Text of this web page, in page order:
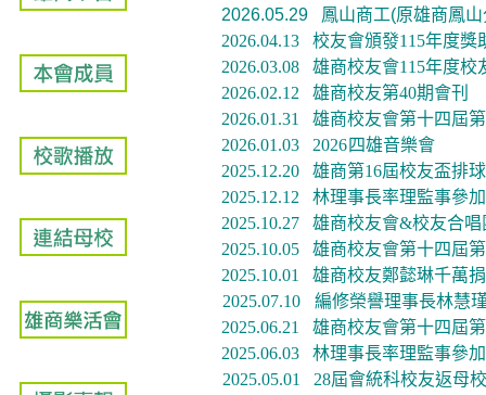
2026.05.29 鳳山商工(原雄商鳳
2026.04.13 校友會頒發115年度獎
2026.03.08 雄商校友會115年度校
2026.02.12 雄商校友第40期會刊
2026.01.31
雄商校友會第十四屆
2026.01.03 2026四雄音樂會
2025.12.20 雄商第16屆校友盃排
2025.12.12 林理事長率理監事參
2025.10.27 雄商校友會&校友合唱
2025.10.05
雄商校友會第十四屆
2025.10.01 雄商校友鄭懿琳千萬
2025.07.10 編修榮譽理事長林慧
2025.06.21 雄商校友會第十四屆
2025.06.03 林理事長率理監事參
2025.05.01 28屆會統科校友返母